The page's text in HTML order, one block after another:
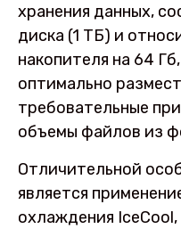
хранения данных,
диска (1 ТБ) и
накопителя на 64
оптимально
требовательные
объемы файлов из
Отличительной
является
охлаждения